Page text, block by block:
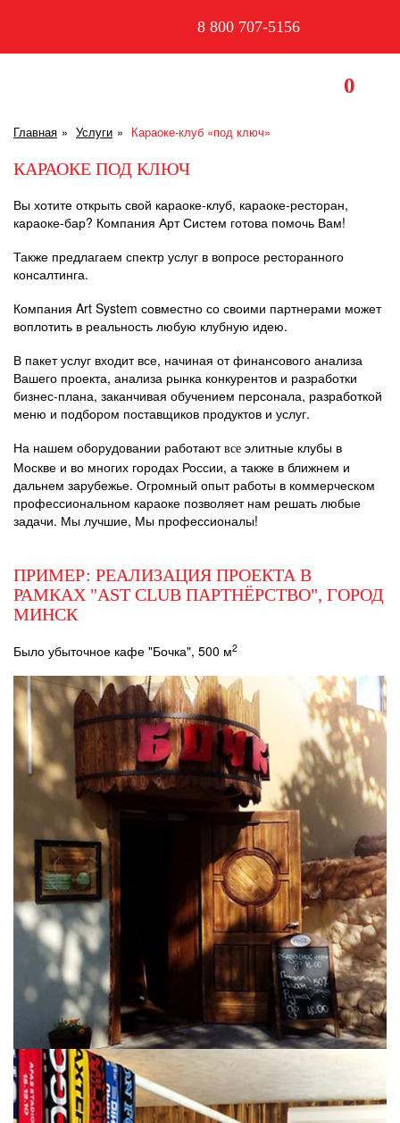
8 800 707-5156
0
Главная Услуги Караоке-клуб «под ключ»
КАРАОКЕ ПОД КЛЮЧ
Вы хотите открыть свой караоке-клуб, караоке-ресторан,
караоке-бар? Компания Арт Систем готова помочь Вам!
Также предлагаем спектр услуг в вопросе ресторанного
консалтинга.
Компания Art System совместно со своими партнерами может
воплотить в реальность любую клубную идею.
В пакет услуг входит все, начиная от финансового анализа
Вашего проекта, анализа рынка конкурентов и разработки
бизнес-плана, заканчивая обучением персонала, разработкой
меню и подбором поставщиков продуктов и услуг.
На нашем оборудовании работают все элитные клубы в
Москве и во многих городах России, а также в ближнем и
дальнем зарубежье. Огромный опыт работы в коммерческом
профессиональном караоке позволяет нам решать любые
задачи. Мы лучшие, Мы профессионалы!
ПРИМЕР: РЕАЛИЗАЦИЯ ПРОЕКТА В
РАМКАХ "AST CLUB ПАРТНЁРСТВО", ГОРОД
МИНСК
Было убыточное кафе "Бочка", 500 м2